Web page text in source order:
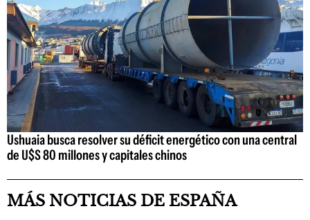
Ushuaia busca resolver su déficit energético con una central
de U$S 80 millones y capitales chinos
MÁS NOTICIAS DE ESPAÑA